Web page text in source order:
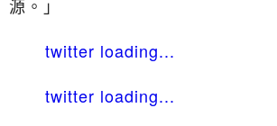
源。」
twitter loading...
twitter loading...